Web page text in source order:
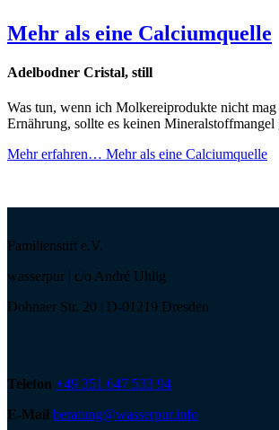
Mehr als eine Calciumquelle
Adelbodner Cristal, still
Was tun, wenn ich Molkereiprodukte nicht
Ernährung, sollte es keinen Mineralstoffmangel
Mehr erfahren… Mehr als eine Calciumquelle
Familienstift e.V.
wasserpur | c/o André Uhlig
Dohnaer Str. 20 | D-01219 Dresden
Telefon +49 351 647 533 94
E-Mail beratung@wasserpur.info